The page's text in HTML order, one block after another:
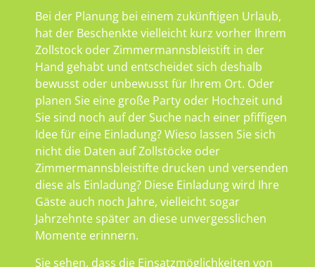
Bei der Planung bei einem zukünftigen Urlaub,
hat der Beschenkte vielleicht kurz vorher Ihrem
Zollstock oder Zimmermannsbleistift in der
Hand gehabt und entscheidet sich deshalb
bewusst oder unbewusst für Ihrem Ort. Oder
planen Sie eine große Party oder Hochzeit und
Sie sind noch auf der Suche nach einer pfiffigen
Idee für eine Einladung? Wieso lassen Sie sich
nicht die Daten auf Zollstöcke oder
Zimmermannsbleistifte drucken und versenden
diese als Einladung? Diese Einladung wird Ihre
Gäste auch noch Jahre, vielleicht sogar
Jahrzehnte später an diese unvergesslichen
Momente erinnern.
Sie sehen, dass die Einsatzmöglichkeiten von